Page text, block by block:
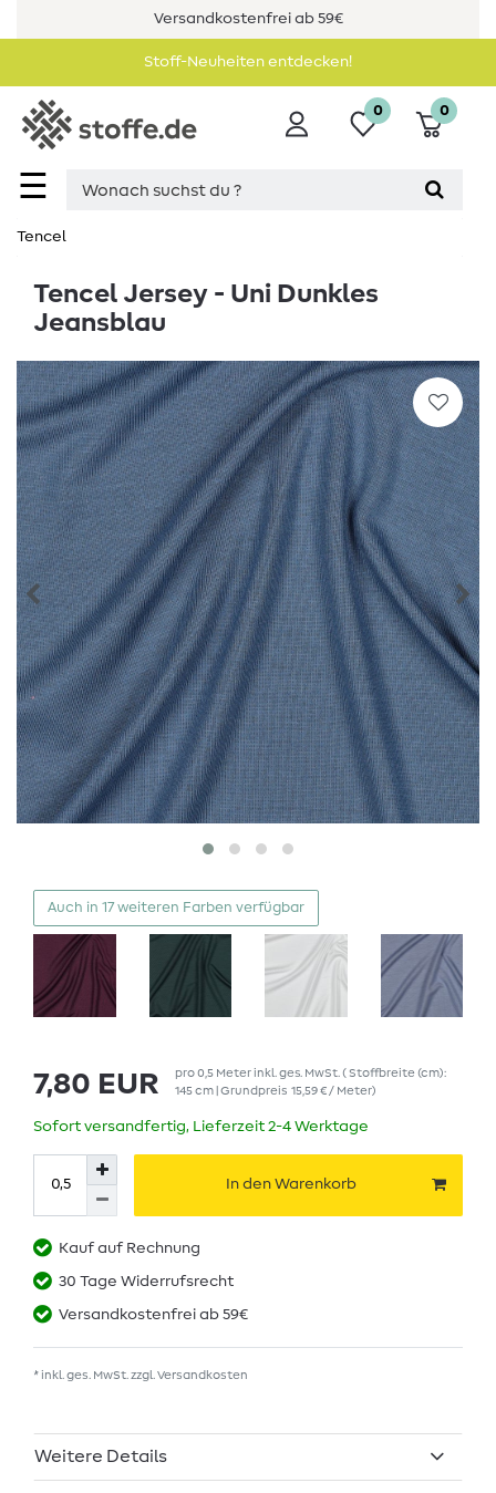
Versandkostenfrei ab 59€
Stoff-Neuheiten entdecken!
☰
0 0
Tencel
Tencel Jersey - Uni Dunkles
Jeansblau
Auch in 17 weiteren Farben verfügbar
7,80 EUR pro0,5 Meterinkl. ges. MwSt. ( Stoffbreite (cm):
145 cm | Grundpreis 15,59 € / Meter)
Sofort versandfertig, Lieferzeit 2-4 Werktage
In den Warenkorb
Kauf auf Rechnung
30 Tage Widerrufsrecht
Versandkostenfrei ab 59€
* inkl. ges. MwSt. zzgl. Versandkosten
Weitere Details